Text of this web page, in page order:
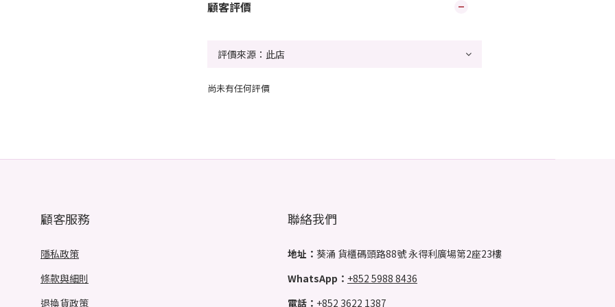
顧客評價
尚未有任何評價
顧客服務
隱私政策
條款與細則
退換貨政策
聯絡我們
地址： 葵涌 貨櫃碼頭路88號 永得利廣場第2座23樓
WhatsApp： +852 5988 8436
電話： +852 3622 1387